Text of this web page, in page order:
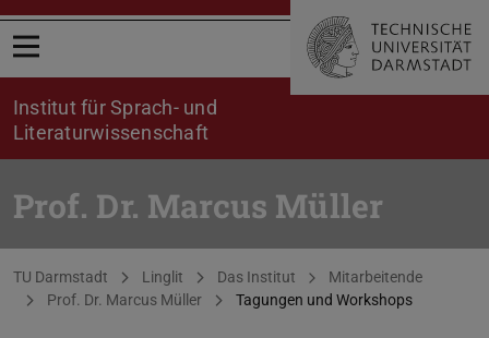
Menü öffnen
Institut für Sprach- und
Literaturwissenschaft
Prof. Dr. Marcus Müller
Sie befinden sich hier:
TU Darmstadt Linglit Das Institut
Mitarbeitende
Prof. Dr. Marcus Müller
Tagungen und Workshops